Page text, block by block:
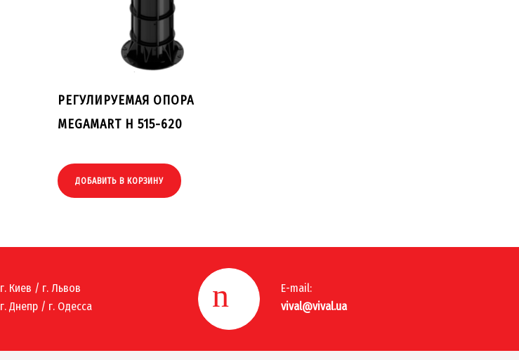
РЕГУЛИРУЕМАЯ ОПОРА
MEGAMART H 515-620
ДОБАВИТЬ В КОРЗИНУ
г. Киев / г. Львов
г. Днепр / г. Одесса
E-mail:
vival@vival.ua